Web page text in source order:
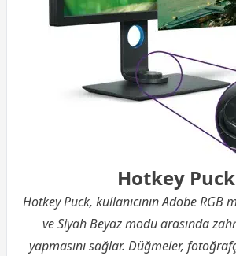
Hotkey Puck
Hotkey Puck, kullanıcının Adobe RGB
ve Siyah Beyaz modu arasında
yapmasını sağlar. Düğmeler,